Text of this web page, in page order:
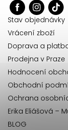
Stav objednávky
Vrácení zboží
Doprava a
Prodejna v Praze
Hodnocení
Obchodní
Ochrana
Erika Eliášová –
BLOG